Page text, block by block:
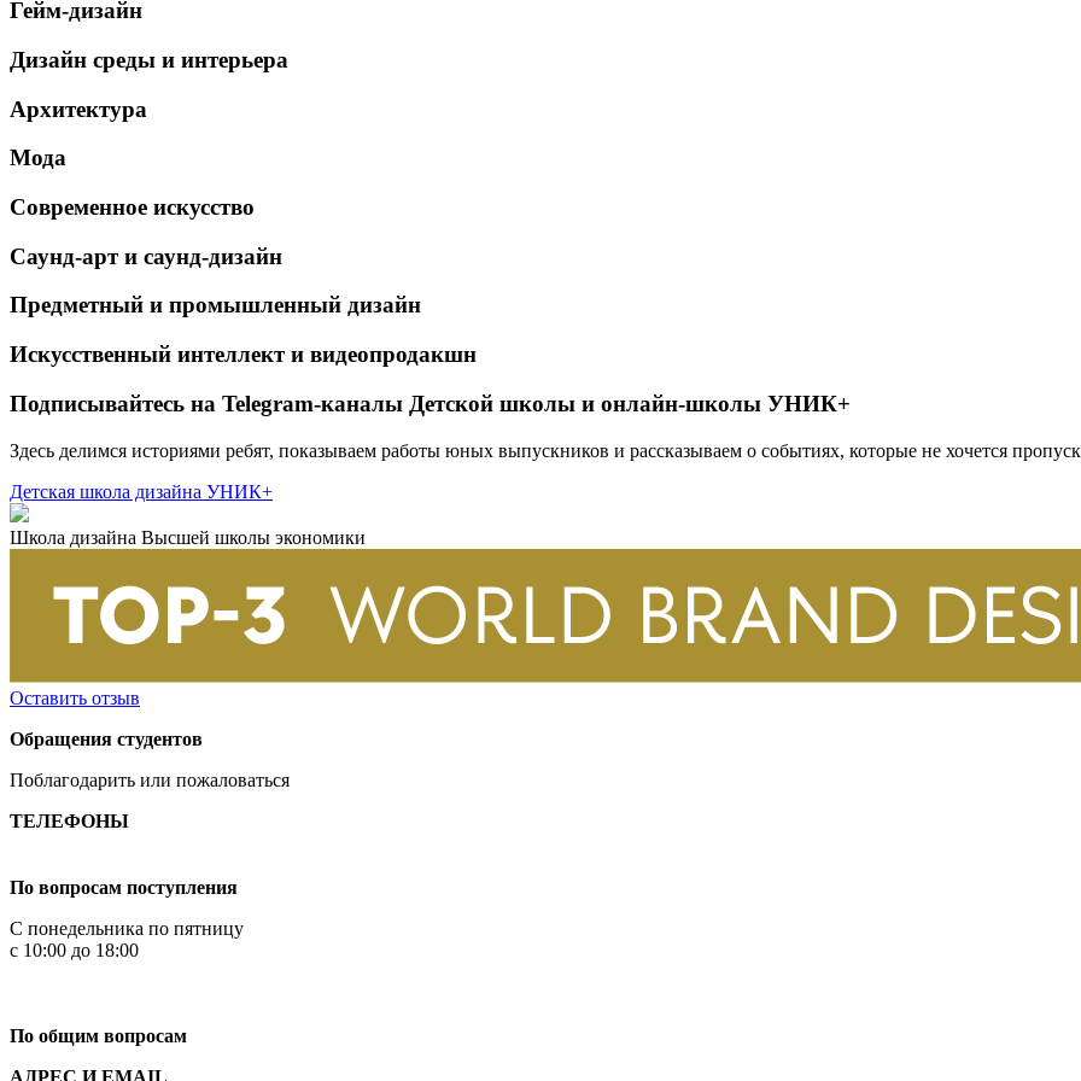
Гейм-дизайн
Дизайн среды и интерьера
Архитектура
Мода
Современное искусство
Саунд-арт и саунд-дизайн
Предметный и промышленный дизайн
Искусственный интеллект и видеопродакшн
Подписывайтесь на Telegram-каналы Детской школы и онлайн-школы УНИК+
Здесь делимся историями ребят, показываем работы юных выпускников и рассказываем о событиях, которые не хочется
Детская школа дизайна УНИК+
Школа дизайна Высшей школы экономики
Оставить отзыв
Обращения студентов
Поблагодарить или пожаловаться
ТЕЛЕФОНЫ
По вопросам поступления
С понедельника по пятницу
с 10:00 до 18:00
По общим вопросам
АДРЕС И EMAIL